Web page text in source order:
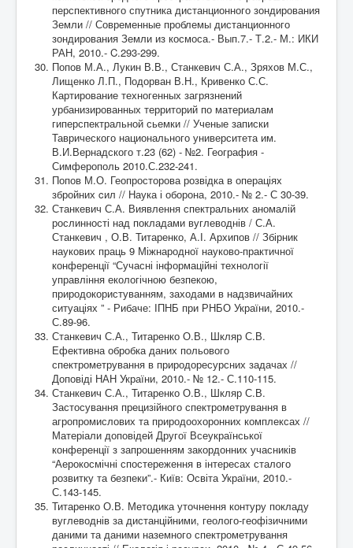
перспективного спутника дистанционного зондирования
Земли // Современные проблемы дистанционного
зондирования Земли из космоса.- Вып.7.- Т.2.- М.: ИКИ
РАН, 2010.- C.293-299.
Попов М.А., Лукин В.В., Станкевич С.А., Зряхов М.С.,
Лищенко Л.П., Подорван В.Н., Кривенко С.С.
Картирование техногенных загрязнений
урбанизированных территорий по материалам
гиперспектральной сьемки // Ученые записки
Таврического национального университета им.
В.И.Вернадского т.23 (62) - №2. География -
Симферополь 2010.С.232-241.
Попов М.О. Геопросторова розвідка в операціях
збройних cил // Наука і оборона, 2010.- № 2.- С 30-39.
Станкевич С.А. Виявлення спектральних аномалій
рослинності над покладами вуглеводнів / С.А.
Станкевич , О.В. Титаренко, А.І. Архипов // Збірник
наукових праць 9 Міжнародної науково-практичної
конференції “Сучасні інформаційні технології
управління екологічною безпекою,
природокористуванням, заходами в надзвичайних
ситуаціях ” - Рибаче: ІПНБ при РНБО України, 2010.-
С.89-96.
Станкевич С.А., Титаренко О.В., Шкляр С.В.
Ефективна обробка даних польового
спектрометрування в природоресурсних задачах //
Доповіді НАН України, 2010.- № 12.- С.110-115.
Станкевич С.А., Титаренко О.В., Шкляр С.В.
Застосування прецизійного спектрометрування в
агропромислових та природоохоронних комплексах //
Матеріали доповідей Другої Всеукраїнської
конференції з запрошенням закордонних учасників
“Аерокосмічні спостереження в інтересах сталого
розвитку та безпеки”.- Київ: Освіта України, 2010.-
С.143-145.
Титаренко О.В. Методика уточнення контуру покладу
вуглеводнів за дистанційними, геолого-геофізичними
даними та даними наземного спектрометрування